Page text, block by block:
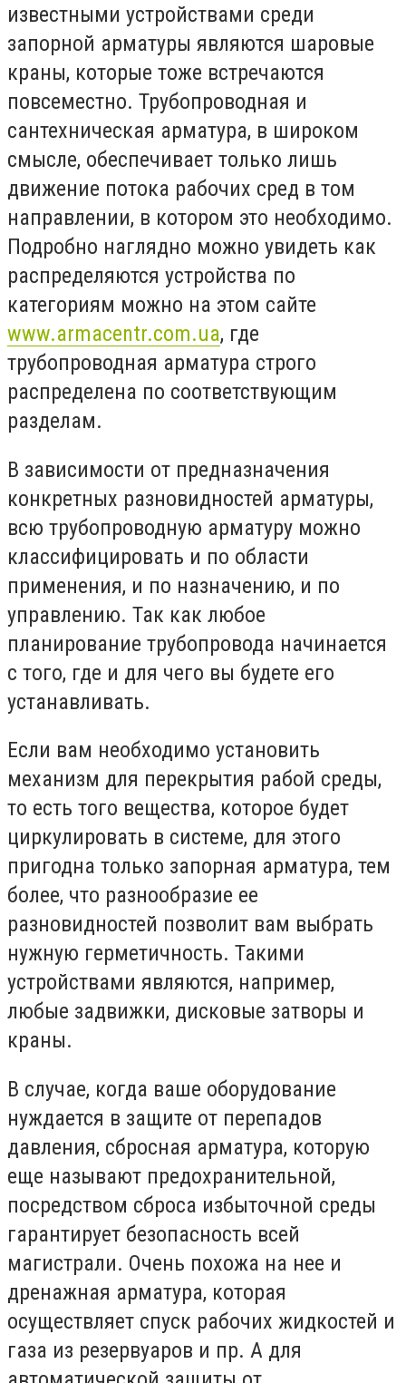
известными устройствами среди
запорной арматуры являются шаровые
краны, которые тоже встречаются
повсеместно. Трубопроводная и
сантехническая арматура, в широком
смысле, обеспечивает только лишь
движение потока рабочих сред в том
направлении, в котором это необходимо.
Подробно наглядно можно увидеть как
распределяются устройства по
категориям можно на этом сайте
www.armacentr.com.ua, где
трубопроводная арматура строго
распределена по соответствующим
разделам.
В зависимости от предназначения
конкретных разновидностей арматуры,
всю трубопроводную арматуру можно
классифицировать и по области
применения, и по назначению, и по
управлению. Так как любое
планирование трубопровода начинается
с того, где и для чего вы будете его
устанавливать.
Если вам необходимо установить
механизм для перекрытия рабой среды,
то есть того вещества, которое будет
циркулировать в системе, для этого
пригодна только запорная арматура, тем
более, что разнообразие ее
разновидностей позволит вам выбрать
нужную герметичность. Такими
устройствами являются, например,
любые задвижки, дисковые затворы и
краны.
В случае, когда ваше оборудование
нуждается в защите от перепадов
давления, сбросная арматура, которую
еще называют предохранительной,
посредством сброса избыточной среды
гарантирует безопасность всей
магистрали. Очень похожа на нее и
дренажная арматура, которая
осуществляет спуск рабочих жидкостей и
газа из резервуаров и пр. А для